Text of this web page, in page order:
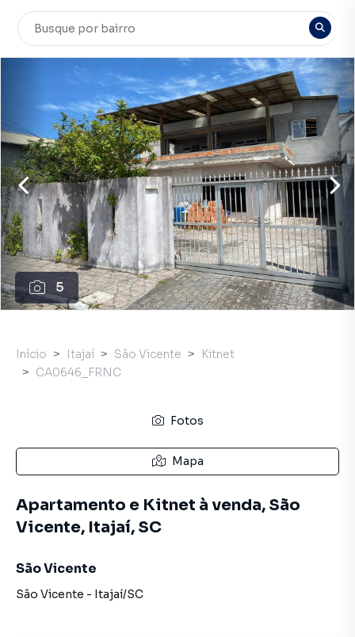
5
Início Itajaí São Vicente
Kitnet
CA0646_FRNC
Fotos
Mapa
Apartamento e Kitnet à venda, São
Vicente, Itajaí, SC
São Vicente
São Vicente - Itajaí/SC